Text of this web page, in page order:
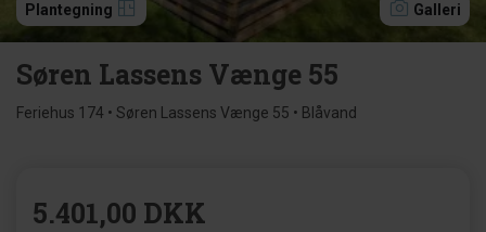
Plantegning Galleri
Søren Lassens Vænge 55
Feriehus 174 • Søren Lassens Vænge 55 • Blåvand
5.401,00 DKK